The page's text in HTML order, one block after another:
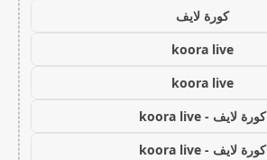
كورة لايف
koora live
koora live
كورة لايف - koora live
كورة لايف - koora live